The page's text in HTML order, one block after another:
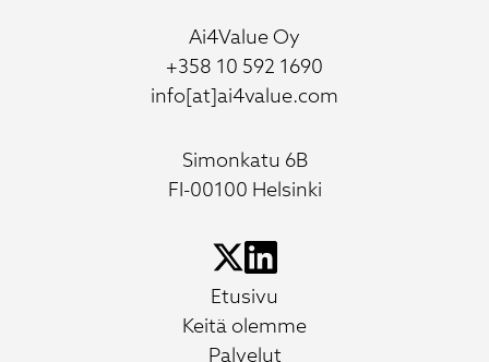
Ai4Value Oy
+358 10 592 1690
info[at]ai4value.com
Simonkatu 6B
FI-00100 Helsinki
Etusivu
Keitä olemme
Palvelut